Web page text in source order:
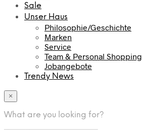
Sale
Unser Haus
Philosophie/Geschichte
Marken
Service
Team & Personal Shopping
Jobangebote
Trendy News
×
What are you looking for?